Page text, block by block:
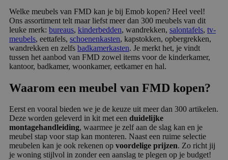
Welke meubels van FMD kan je bij Emob kopen? Heel veel!
Ons assortiment telt maar liefst meer dan 300 meubels van dit
leuke merk: bureaus, kinderbedden, wandrekken, salontafels, tv-
meubels, eettafels, schoenenkasten, kapstokken, opbergrekken,
wandrekken en zelfs badkamerkasten. Je merkt het, je vindt
tussen het aanbod van FMD zowel items voor de kinderkamer,
kantoor, badkamer, woonkamer, eetkamer en hal.
Waarom een meubel van FMD kopen?
Eerst en vooral bieden we je de keuze uit meer dan 300 artikelen.
Deze worden geleverd in kit met een duidelijke
montagehandleiding, waarmee je zelf aan de slag kan en je
meubel stap voor stap kan monteren. Naast een ruime selectie
meubelen kan je ook rekenen op voordelige prijzen. Zo richt jij
je woning stijlvol in zonder een aanslag te plegen op je budget!